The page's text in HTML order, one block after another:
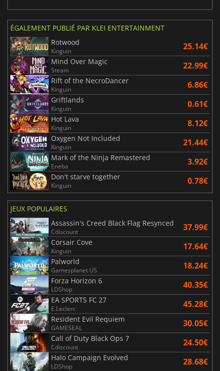
ÉGALEMENT PUBLIÉ PAR KLEI ENTERTAINMENT
Rotwood
Kinguin 25.14€
Mind Over Magic
Steam 22.99€
Rift of the NecroDancer
Kinguin 6.86€
Griftlands
Kinguin 0.61€
Hot Lava
Kinguin 8.12€
Oxygen Not Included
Kinguin 21.44€
Mark of the Ninja Remastered
Eneba 3.92€
Don't starve together
Kinguin 0.78€
JEUX POPULAIRES
Assassin's Creed Black Flag Resynced
Cdiscount 37.99€
Corsair Cove
Kinguin 17.64€
Palworld
Gamesplanet US 18.24€
Forza Horizon 6
LDShop 40.35€
EA SPORTS FC 27
E.Leclerc 45.28€
Resident Evil Requiem
GAMESEAL 30.05€
Call of Duty Black Ops 7
Cdiscount 24.50€
Halo Campaign Evolved
LDShop 28.68€